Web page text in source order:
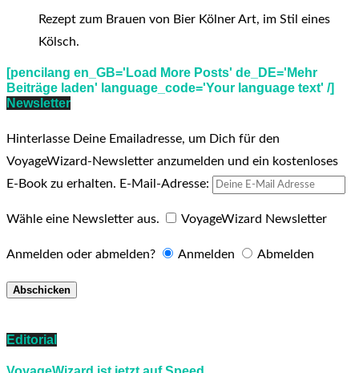
Rezept zum Brauen von Bier Kölner Art, im Stil eines
Kölsch.
[pencilang en_GB='Load More Posts' de_DE='Mehr
Beiträge laden' language_code='Your language text' /]
Newsletter
Hinterlasse Deine Emailadresse, um Dich für den
VoyageWizard-Newsletter anzumelden und ein kostenloses
E-Book zu erhalten. E-Mail-Adresse:
Wähle eine Newsletter aus. VoyageWizard Newsletter
Anmelden oder abmelden? Anmelden Abmelden
Editorial